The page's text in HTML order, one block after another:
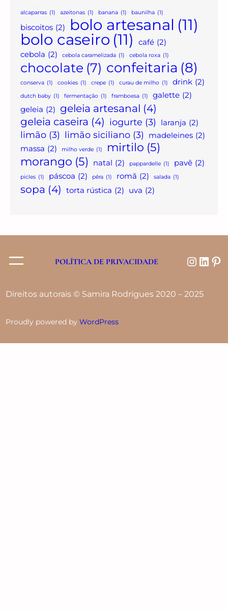
alcaparras (1) azeitonas (1) banana (1) baunilha (1)
biscoitos (2) bolo artesanal (11)
bolo caseiro (11) café (2)
cebola (2) cebola caramelizada (1) cebola roxa (1)
chocolate (7) confeitaria (8)
conserva (1) cookies (1) crepe (1) curau de milho (1) drink (2)
dutch baby (1) fermentação (1) framboesa (1) galette (2)
geleia (2) geleia artesanal (4)
geleia caseira (4) iogurte (3) laranja (2)
limão (3) limão siciliano (3) madeleines (2)
massa (2) milho verde (1) mirtilo (5)
morango (5) natal (2) pappardelle (1) pavê (2)
picles (1) páscoa (2) pêra (1) romã (2) salada (1)
sopa (4) torta rústica (2) uva (2)
POLÍTICA DE PRIVACIDADE
Direitos autorais © Samira Rodrigues 2020 – 2025
Proudly powered by WordPress